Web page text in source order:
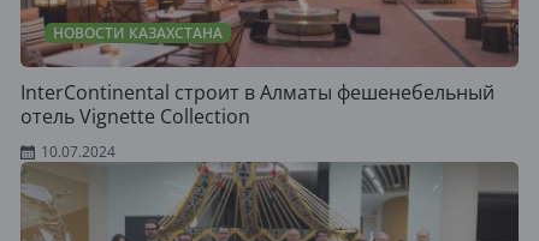
НОВОСТИ КАЗАХСТАНА
InterContinental строит в Алматы фешенебельный
отель Vignette Collection
10.07.2024